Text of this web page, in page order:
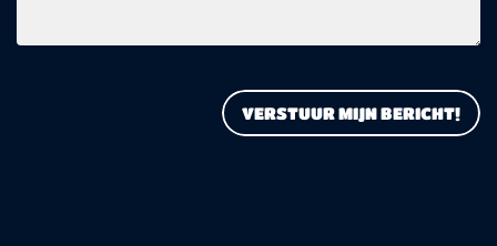
VERSTUUR MIJN BERICHT!